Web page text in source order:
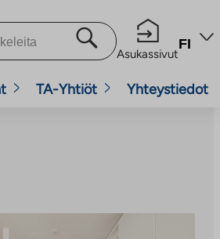
Asukassivut
FI
TA-Yhtiöt Yhteystiedot